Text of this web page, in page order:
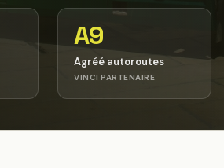
A9
Agréé autoroutes
VINCI PARTENAIRE